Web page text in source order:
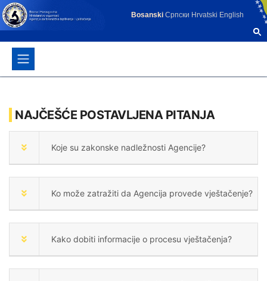
Bosanski Српски Hrvatski English
NAJČEŠĆE POSTAVLJENA PITANJA
Koje su zakonske nadležnosti Agencije?
Ko može zatražiti da Agencija provede vještačenje?
Kako dobiti informacije o procesu vještačenja?